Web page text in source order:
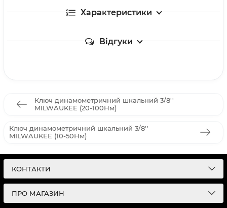
Характеристики
Відгуки
Ключ динамометричний шкальний 3/8''
MILWAUKEE (20-100Нм)
Ключ динамометричний шкальний 3/8''
MILWAUKEE (10-50Нм)
КОНТАКТИ
ПРО МАГАЗИН